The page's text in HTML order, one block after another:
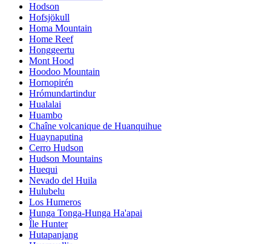
Hodson
Hofsjökull
Homa Mountain
Home Reef
Honggeertu
Mont Hood
Hoodoo Mountain
Hornopirén
Hrómundartindur
Hualalai
Huambo
Chaîne volcanique de Huanquihue
Huaynaputina
Cerro Hudson
Hudson Mountains
Huequi
Nevado del Huila
Hulubelu
Los Humeros
Hunga Tonga-Hunga Ha'apai
Île Hunter
Hutapanjang